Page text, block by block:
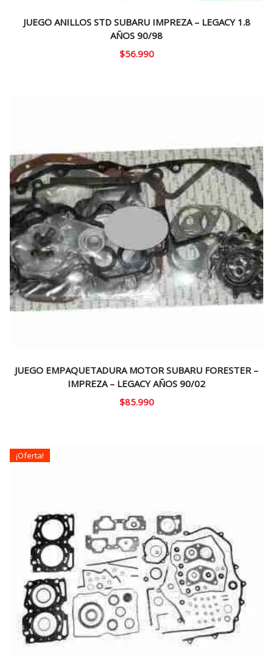
JUEGO ANILLOS STD SUBARU IMPREZA – LEGACY 1.8
AÑOS 90/98
$56.990
JUEGO EMPAQUETADURA MOTOR SUBARU FORESTER –
IMPREZA – LEGACY AÑOS 90/02
$85.990
¡Oferta!